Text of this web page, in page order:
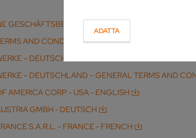
ADATTA
GESCHÄFTSBEDINGUNGEN FÜR DIGITALE
AND CONDITIONS FOR DIGITAL PRODUCTS
– DEUTSCHLAND – ALLGEMEINE
– DEUTSCHLAND – GENERAL TERMS AND
AMERICA CORP. - USA - ENGLISH
GMBH - DEUTSCH
S.A.R.L. - FRANCE - FRENCH